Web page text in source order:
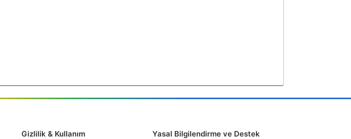
Gizlilik & Kullanım Yasal Bilgilendirme ve Destek